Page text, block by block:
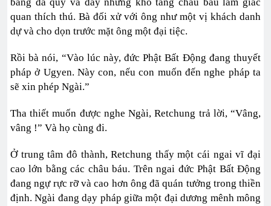
quan thích thú. Bà đối xử với ông như một vị khách danh
dự và cho dọn trước mặt ông một đại tiệc.
Rồi bà nói, “Vào lúc này, đức Phật Bất Động đang thuyết
pháp ở Ugyen. Này con, nếu con muốn đến nghe pháp ta
sẽ xin phép Ngài.”
Tha thiết muốn được nghe Ngài, Retchung trả lời, “Vâng,
vâng !” Và họ cùng đi.
Ở trung tâm đô thành, Retchung thấy một cái ngai vĩ đại
cao lớn bằng các châu báu. Trên ngai đức Phật Bất Động
đang ngự rực rỡ và cao hơn ông đã quán tưởng trong thiền
định. Ngài đang dạy pháp giữa một đại dương mênh mông